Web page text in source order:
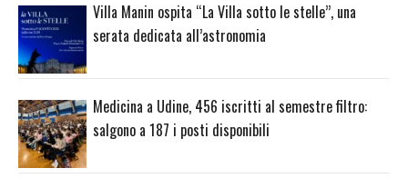
Villa Manin ospita “La Villa sotto le stelle”, una
serata dedicata all’astronomia
Medicina a Udine, 456 iscritti al semestre filtro:
salgono a 187 i posti disponibili